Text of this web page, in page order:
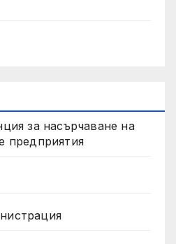
за насърчаване на
предприятия